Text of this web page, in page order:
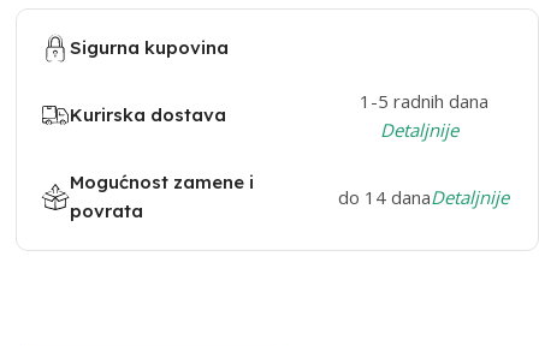
Sigurna kupovina
Kurirska dostava
1-5 radnih dana
Detaljnije
Mogućnost zamene i
povrata
do 14 danaDetaljnije